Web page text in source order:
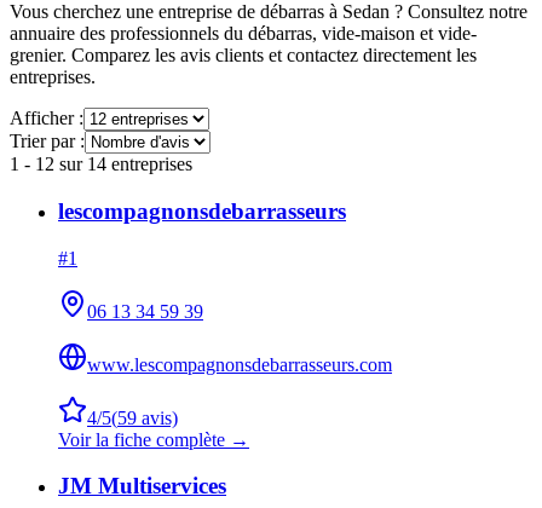
Vous cherchez une entreprise de débarras à Sedan ? Consultez notre
annuaire des professionnels du débarras, vide-maison et vide-
grenier. Comparez les avis clients et contactez directement les
entreprises.
Afficher :
Trier par :
1 - 12 sur 14 entreprises
lescompagnonsdebarrasseurs
#1
06 13 34 59 39
www.lescompagnonsdebarrasseurs.com
4/5(59 avis)
Voir la fiche complète →
JM Multiservices